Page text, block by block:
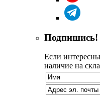
Подпишись!
Если
наличие на